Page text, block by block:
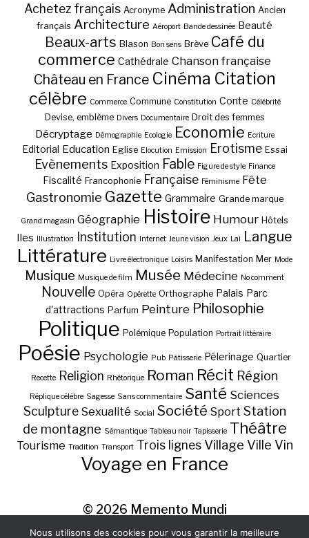
Achetez français Acronyme Administration Ancien
français Architecture Aéroport Bande dessinée Beauté
Beaux-arts Blason Bon sens Brève Café du
commerce Cathédrale Chanson française
Château en France Cinéma Citation
célèbre Commerce Commune Constitution Conte Célébrité
Devise, emblème Divers Documentaire Droit des femmes
Décryptage Démographie Ecologie Economie Ecriture
Editorial Education Eglise Elocution Emission Erotisme Essai
Evènements Exposition Fable Figure de style Finance
Fiscalité Francophonie Française Féminisme Fête
Gastronomie Gazette Grammaire Grande marque
Grand magasin Géographie Histoire Humour Hôtels
Iles Illustration Institution Internet Jeune vision Jeux Lai Langue
Littérature Livre électronique Loisirs Manifestation Mer Mode
Musique Musique de film Musée Médecine No comment
Nouvelle Opéra Opérette Orthographe Palais Parc
d'attractions Parfum Peinture Philosophie
Politique Polémique Population Portrait littéraire
Poésie Psychologie Pub Pâtisserie Pélerinage Quartier
Recette Religion Rhétorique Roman Récit Région
Réplique célèbre Sagesse Sans commentaire Santé Sciences
Sculpture Sexualité Social Société Sport Station
de montagne Sémantique Tableau noir Tapisserie Théâtre
Tourisme Tradition Transport Trois lignes Village Ville Vin
Voyage en France
© 2026 Memento Mundi
Nous utilisons des cookies pour vous garantir la meilleure